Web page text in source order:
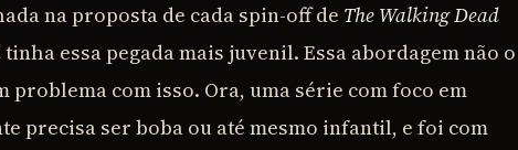
na proposta de cada spin-off de The Walking Dead
tinha essa pegada mais juvenil. Essa abordagem não o
problema com isso. Ora, uma série com foco em
precisa ser boba ou até mesmo infantil, e foi com